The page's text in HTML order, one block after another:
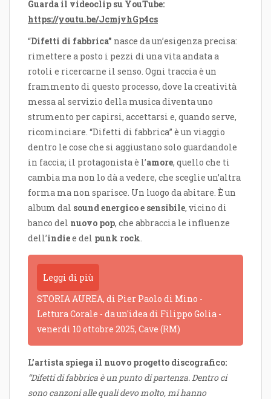
Guarda il videoclip su YouTube:
https://youtu.be/JcmjvhGp4cs
“Difetti di fabbrica” nasce da un’esigenza precisa:
rimettere a posto i pezzi di una vita andata a
rotoli e ricercarne il senso. Ogni traccia è un
frammento di questo processo, dove la creatività
messa al servizio della musica diventa uno
strumento per capirsi, accettarsi e, quando serve,
ricominciare. “Difetti di fabbrica” è un viaggio
dentro le cose che si aggiustano solo guardandole
in faccia; il protagonista è l’amore, quello che ti
cambia ma non lo dà a vedere, che sceglie un’altra
forma ma non sparisce. Un luogo da abitare. È un
album dal sound energico e sensibile, vicino di
banco del nuovo pop, che abbraccia le influenze
dell’indiee del punk rock
Leggi di più
STORIA AUREA, di Pier Paolo di Mino -
Lettura Corale - da un'idea di Filippo Golia -
venerdì 10 ottobre 2025, Cave (RM)
L’artista spiega il nuovo progetto discografico:
“Difetti di fabbrica è un punto di partenza. Dentro ci
sono canzoni alle quali devo molto, mi hanno